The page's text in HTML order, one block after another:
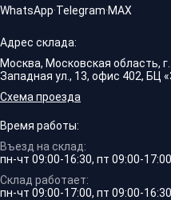
WhatsApp·Telegram·MAX
Адрес склада:
Москва, Московская область,
Западная ул., 13, офис 402, БЦ
Схема проезда
Время работы:
Въезд на склад:
пн-чт 09:00-16:30, пт 09:00-17:00
Склад работает:
пн-чт 09:00-17:00, пт 09:00-16:30